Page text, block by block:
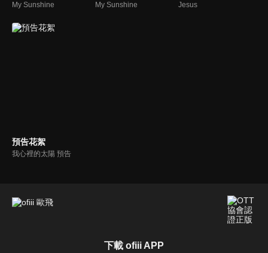
My Sunshine My Sunshine Jesus
預告花絮
我心裡的太陽 預告
下載 ofiii APP